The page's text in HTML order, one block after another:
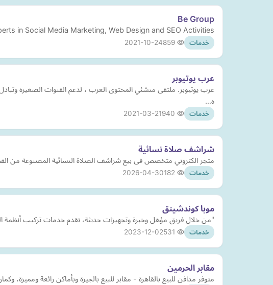
Be Group
in Social Media Marketing, Web Design and SEO Activities.
خدمات 2021-10-24
عرب يوتيوبر
عرب يوتيوبر. ملتقى منشئي المحتوى العرب ، لدعم القنوات الصغيره
ه…
خدمات 2021-03-21
شراشف صلاة نسائية
متجر الكتروني متخصص فى بيع شراشف الصلاة النسائية المصنوعة من
خدمات 2026-04-30
موبا كوندشينق
"من خلال فريق مؤهل وخبرة وتجهيزات حديثة، نقدم خدمات تركيب أنظمة
خدمات 2023-12-02
مقابر الحرمين
متوفر مدافن للبيع بالقاهرة - مقابر للبيع بالجيزة وبأماكن رائعة